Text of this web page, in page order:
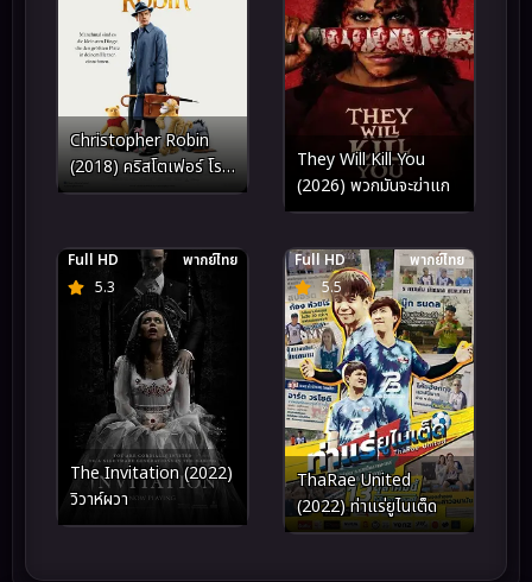
Christopher Robin
(2018) คริสโตเฟอร์ โร
บิน
They Will Kill You
(2026) พวกมันจะฆ่าแก
5.3
Full HD พากย์ไทย
The Invitation (2022)
วิวาห์ผวา
5.5
Full HD พากย์ไทย
ThaRae United
(2022) ท่าแร่ยูไนเต็ด